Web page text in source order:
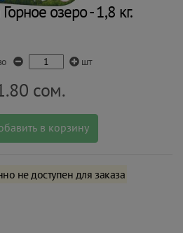
озеро - 1,8 кг.
шт
сом.
в корзину
не доступен для заказа